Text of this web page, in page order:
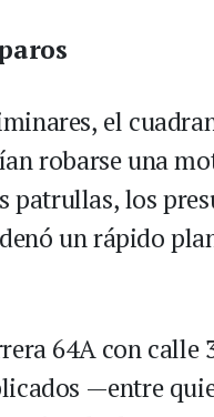
el
robarse una
patrullas, los
un rápido
64A con calle
—entre